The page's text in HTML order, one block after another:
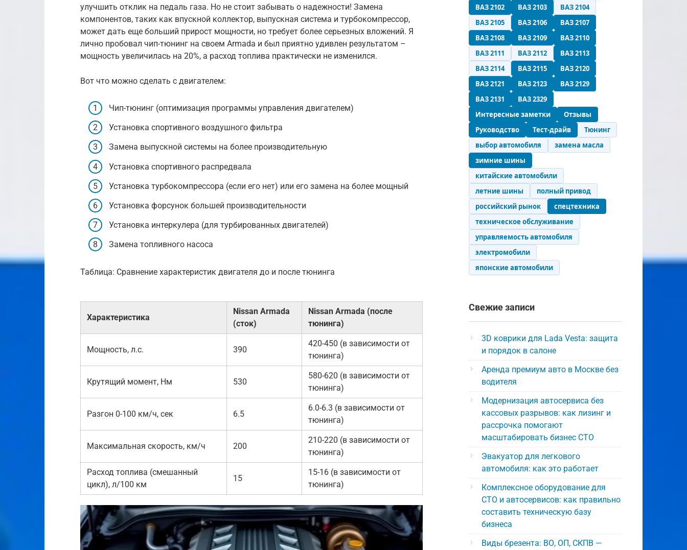
улучшить отклик на педаль газа. Но не стоит забывать о надежности! Замена
компонентов, таких как впускной коллектор, выпускная система и турбокомпрессор,
может дать еще больший прирост мощности, но требует более серьезных вложений. Я
лично пробовал чип-тюнинг на своем Armada и был приятно удивлен результатом –
мощность увеличилась на 20%, а расход топлива практически не изменился.
Вот что можно сделать с двигателем:
Чип-тюнинг (оптимизация программы управления двигателем)
Установка спортивного воздушного фильтра
Замена выпускной системы на более производительную
Установка спортивного распредвала
Установка турбокомпрессора (если его нет) или его замена на более мощный
Установка форсунок большей производительности
Установка интеркулера (для турбированных двигателей)
Замена топливного насоса
Таблица: Сравнение характеристик двигателя до и после тюнинга
Характеристика
Nissan Armada
(сток)
Nissan Armada (после
тюнинга)
Мощность, л.с. 390
420-450 (в зависимости от
тюнинга)
Крутящий момент, Нм 530
580-620 (в зависимости от
тюнинга)
Разгон 0-100 км/ч, сек 6.5
6.0-6.3 (в зависимости от
тюнинга)
Максимальная скорость, км/ч 200
210-220 (в зависимости от
тюнинга)
Расход топлива (смешанный
цикл), л/100 км
15
15-16 (в зависимости от
тюнинга)
ВАЗ 2102
ВАЗ 2103
ВАЗ 2104
ВАЗ 2105
ВАЗ 2106
ВАЗ 2107
ВАЗ 2108
ВАЗ 2109
ВАЗ 2110
ВАЗ 2111
ВАЗ 2112
ВАЗ 2113
ВАЗ 2114
ВАЗ 2115
ВАЗ 2120
ВАЗ 2121
ВАЗ 2123
ВАЗ 2129
ВАЗ 2131
ВАЗ 2329
Интересные заметки
Отзывы
Руководство
Тест-драйв
Тюнинг
выбор автомобиля
замена масла
зимние шины
китайские автомобили
летние шины
полный привод
российский рынок
спецтехника
техническое обслуживание
управляемость автомобиля
электромобили
японские автомобили
Свежие записи
3D коврики для Lada Vesta: защита
и порядок в салоне
Аренда премиум авто в Москве без
водителя
Модернизация автосервиса без
кассовых разрывов: как лизинг и
рассрочка помогают
масштабировать бизнес СТО
Эвакуатор для легкового
автомобиля: как это работает
Комплексное оборудование для
СТО и автосервисов: как правильно
составить техническую базу
бизнеса
Виды брезента: ВО, ОП, СКПВ —